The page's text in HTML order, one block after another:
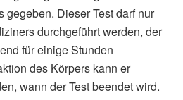
Dieser Test darf nur
durchgeführt werden, der
für einige Stunden
des Körpers kann er
wann der Test beendet wird.